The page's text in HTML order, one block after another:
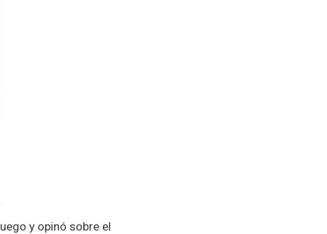
y opinó sobre el